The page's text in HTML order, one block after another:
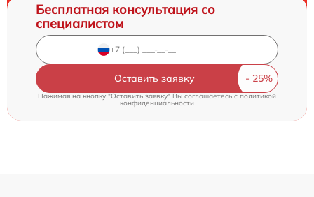
Бесплатная консультация со
специалистом
Оставить заявку
Нажимая на кнопку "Оставить заявку" Вы соглашаетесь cполитикой
конфиденциальности